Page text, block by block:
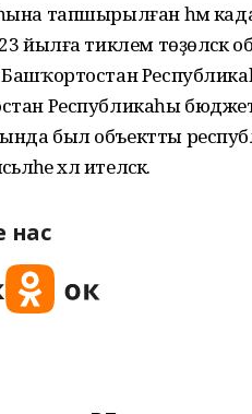
тапшырылған һәм
йылға тиклем төҙөләсәк
Республикаһы
был объектты
хәл ителәсәк.
нас